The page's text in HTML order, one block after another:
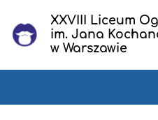
XXVIII Liceum
im. Jana
w Warszawie